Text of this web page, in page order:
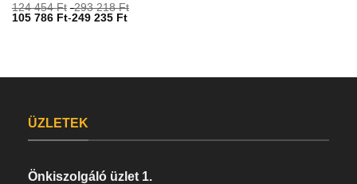
124 454Ft -293 218Ft
105 786 Ft-249 235 Ft
ÜZLETEK
Önkiszolgáló üzlet 1.